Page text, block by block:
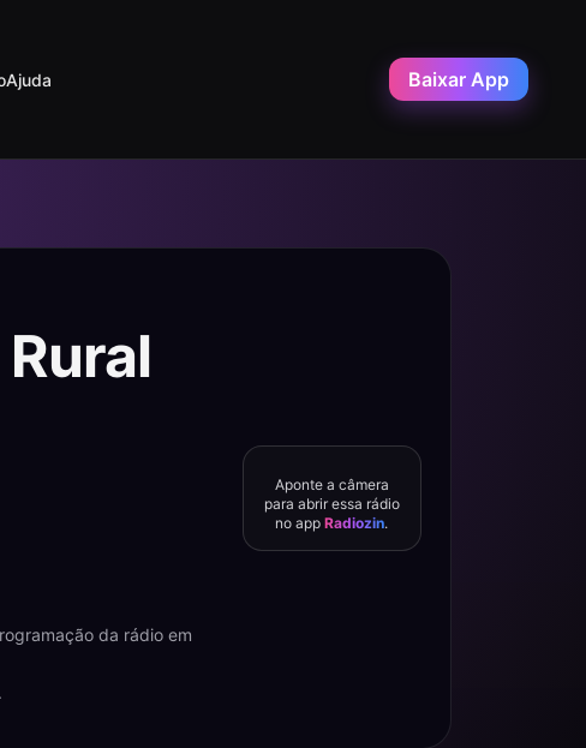
Ajuda Baixar App
da rádio em
Aponte a câmera
para abrir essa rádio
no appRadiozin.